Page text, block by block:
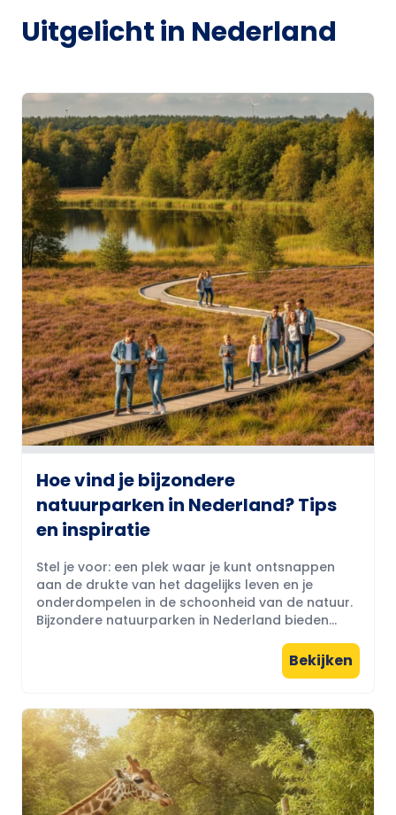
Uitgelicht in Nederland
Hoe vind je bijzondere
natuurparken in Nederland? Tips
en inspiratie
Stel je voor: een plek waar je kunt ontsnappen
aan de drukte van het dagelijks leven en je
onderdompelen in de schoonheid van de natuur.
Bijzondere natuurparken in Nederland bieden...
Bekijken